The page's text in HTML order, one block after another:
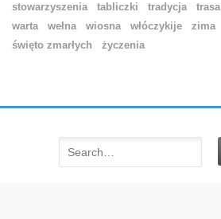
stowarzyszenia
tabliczki tradycja trasa
warta
wełna wiosna włóczykije zima
święto zmarłych
życzenia